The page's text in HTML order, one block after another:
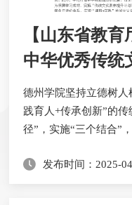
【山东省教
中华优秀传统
德州学院坚持立德树
践育人+传承创新”的
径”，实施“三个结合”
教育工作质效。一、“
发布时间：2025-